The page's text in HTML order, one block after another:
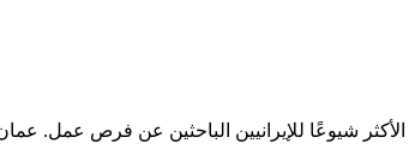
شيوعًا للإيرانيين الباحثين عن فرص عمل.